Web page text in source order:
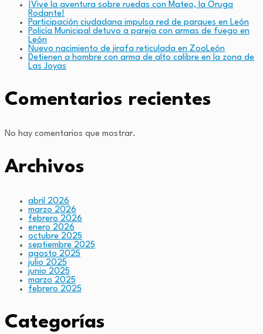
¡Vive la aventura sobre ruedas con Mateo, la Oruga
Rodante!
Participación ciudadana impulsa red de parques en León
Policía Municipal detuvo a pareja con armas de fuego en
León
Nuevo nacimiento de jirafa reticulada en ZooLeón
Detienen a hombre con arma de alto calibre en la zona de
Las Joyas
Comentarios recientes
No hay comentarios que mostrar.
Archivos
abril 2026
marzo 2026
febrero 2026
enero 2026
octubre 2025
septiembre 2025
agosto 2025
julio 2025
junio 2025
marzo 2025
febrero 2025
Categorías